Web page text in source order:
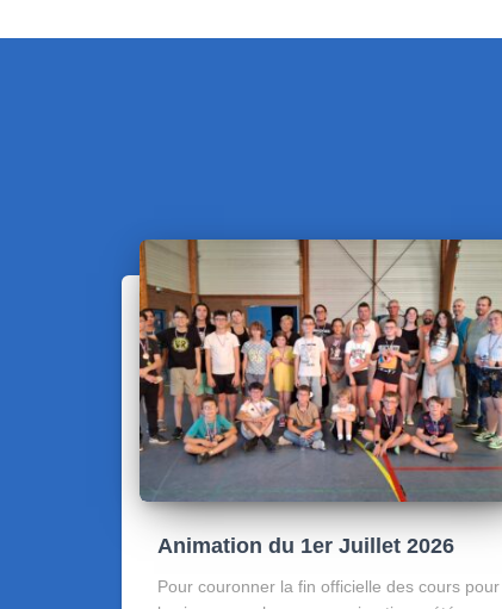
Animation du 1er Juillet 2026
Pour couronner la fin officielle des cours pour